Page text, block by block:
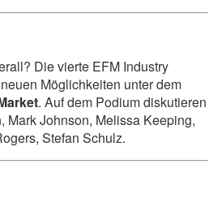
Die vierte EFM Industry
Möglichkeiten unter dem
. Auf dem Podium diskutieren
Mark Johnson, Melissa Keeping,
Stefan Schulz.